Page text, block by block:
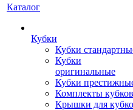
Каталог
Кубки
Кубки
Кубки
оригинальные
Кубки
Комплекты кубков
Крышки для